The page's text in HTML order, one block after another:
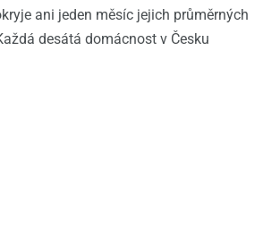
ani jeden měsíc jejich průměrných
desátá domácnost v Česku